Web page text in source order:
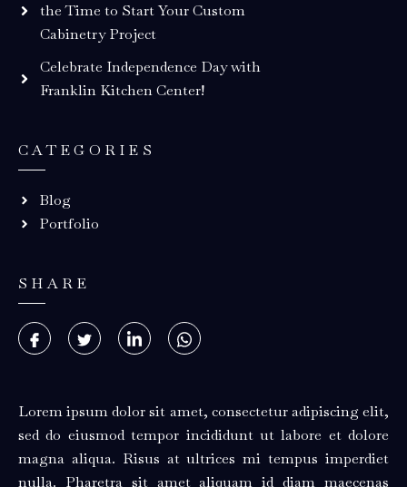
the Time to Start Your Custom
Cabinetry Project
Celebrate Independence Day with
Franklin Kitchen Center!
CATEGORIES
Blog
Portfolio
SHARE
Lorem ipsum dolor sit amet, consectetur adipiscing elit,
sed do eiusmod tempor incididunt ut labore et dolore
magna aliqua. Risus at ultrices mi tempus imperdiet
nulla. Pharetra sit amet aliquam id diam maecenas